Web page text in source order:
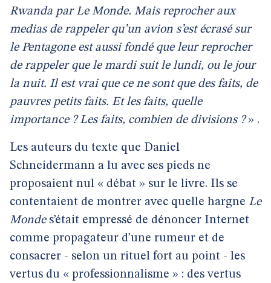
Rwanda par Le Monde. Mais reprocher aux
medias de rappeler qu’un avion s’est écrasé sur
le Pentagone est aussi fondé que leur reprocher
de rappeler que le mardi suit le lundi, ou le jour
la nuit. Il est vrai que ce ne sont que des faits, de
pauvres petits faits. Et les faits, quelle
importance ? Les faits, combien de divisions ?» .
Les auteurs du texte que Daniel
Schneidermann a lu avec ses pieds ne
proposaient nul « débat » sur le livre. Ils se
contentaient de montrer avec quelle hargne Le
Mondes’était empressé de dénoncer Internet
comme propagateur d’une rumeur et de
consacrer - selon un rituel fort au point - les
vertus du « professionnalisme » : des vertus